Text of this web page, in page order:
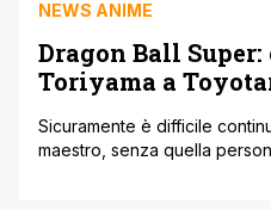
NEWS ANIME
Dragon Ball
Toriyama a
Sicuramente è difficile
maestro, senza quella